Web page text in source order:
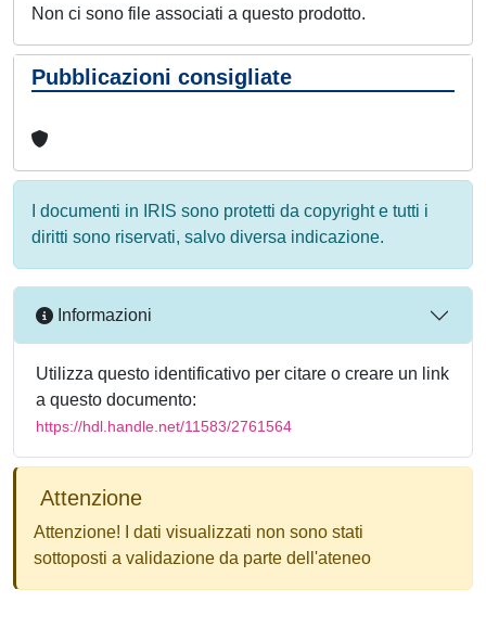
Non ci sono file associati a questo prodotto.
Pubblicazioni consigliate
I documenti in IRIS sono protetti da copyright e tutti i
diritti sono riservati, salvo diversa indicazione.
Informazioni
Utilizza questo identificativo per citare o creare un link
a questo documento:
https://hdl.handle.net/11583/2761564
Attenzione
Attenzione! I dati visualizzati non sono stati
sottoposti a validazione da parte dell'ateneo